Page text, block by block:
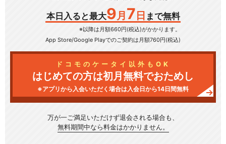
本日入ると最大9 月 7 日 まで無料
※以降は月額660円(税込)がかかります。
App Store/Google Playでのご契約は月額760円(税込)
ドコモのケータイ以外もOK
はじめての方は初月無料でおためし
※アプリから入会いただく場合は入会日から14日間無料
万が一ご満足いただけず退会される場合も、
無料期間中なら料金はかかりません。